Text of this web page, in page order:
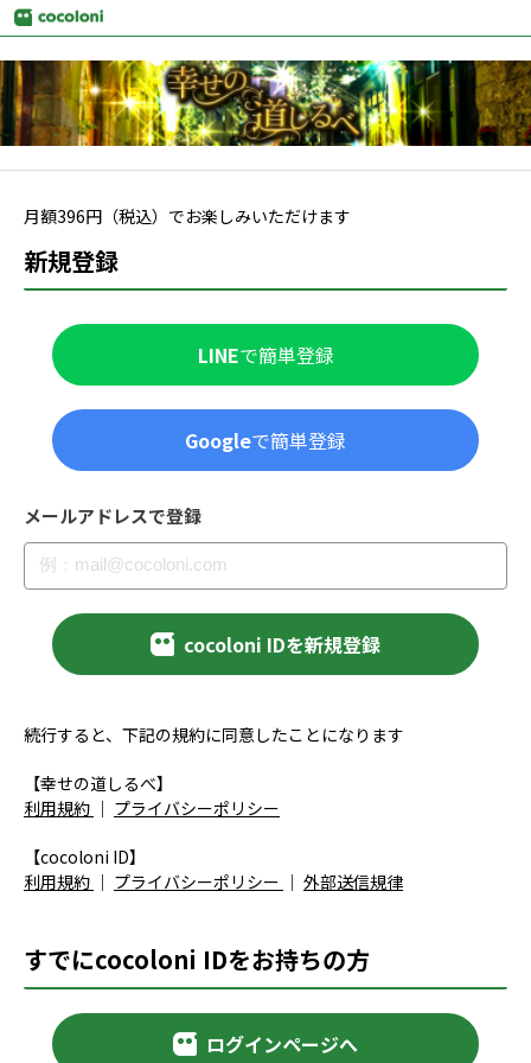
月額396円（税込）でお楽しみいただけます
新規登録
LINEで簡単登録
Googleで簡単登録
メールアドレスで登録
cocoloni IDを新規登録
続行すると、下記の規約に同意したことになります
【幸せの道しるべ】
利用規約 ｜ プライバシーポリシー
【cocoloni ID】
利用規約 ｜ プライバシーポリシー ｜ 外部送信規律
すでにcocoloni IDをお持ちの方
ログインページへ